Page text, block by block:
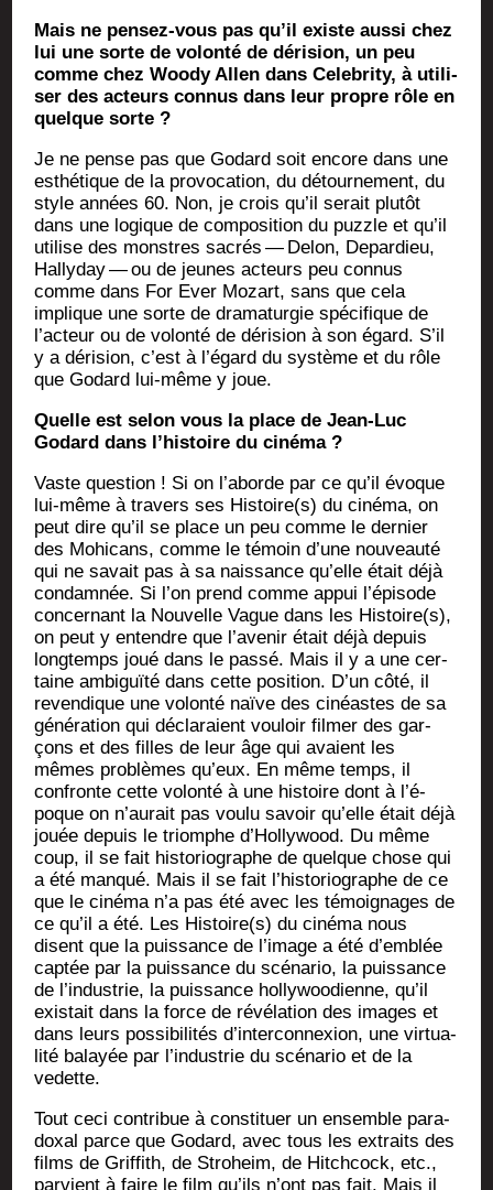
Mais ne pen­sez-vous pas qu’il existe aus­si chez
lui une sorte de volon­té de déri­sion, un peu
comme chez Woo­dy Allen dans Cele­bri­ty, à uti­li­
ser des acteurs connus dans leur propre rôle en
quelque sorte ?
Je ne pense pas que Godard soit encore dans une
esthé­tique de la pro­vo­ca­tion, du détour­ne­ment, du
style années 60. Non, je crois qu’il serait plu­tôt
dans une logique de com­po­si­tion du puzzle et qu’il
uti­lise des monstres sacrés — Delon, Depar­dieu,
Hal­ly­day — ou de jeunes acteurs peu connus
comme dans For Ever Mozart, sans que cela
implique une sorte de dra­ma­tur­gie spé­ci­fique de
l’ac­teur ou de volon­té de déri­sion à son égard. S’il
y a déri­sion, c’est à l’é­gard du sys­tème et du rôle
que Godard lui-même y joue.
Quelle est selon vous la place de Jean-Luc
Godard dans l’his­toire du ciné­ma ?
Vaste ques­tion ! Si on l’a­borde par ce qu’il évoque
lui-même à tra­vers ses Histoire(s) du ciné­ma, on
peut dire qu’il se place un peu comme le der­nier
des Mohi­cans, comme le témoin d’une nou­veau­té
qui ne savait pas à sa nais­sance qu’elle était déjà
condam­née. Si l’on prend comme appui l’é­pi­sode
concer­nant la Nou­velle Vague dans les Histoire(s),
on peut y entendre que l’a­ve­nir était déjà depuis
long­temps joué dans le pas­sé. Mais il y a une cer­
taine ambi­guï­té dans cette posi­tion. D’un côté, il
reven­dique une volon­té naïve des cinéastes de sa
géné­ra­tion qui décla­raient vou­loir fil­mer des gar­
çons et des filles de leur âge qui avaient les
mêmes pro­blèmes qu’eux. En même temps, il
confronte cette volon­té à une his­toire dont à l’é­
poque on n’au­rait pas vou­lu savoir qu’elle était déjà
jouée depuis le triomphe d’Hol­ly­wood. Du même
coup, il se fait his­to­rio­graphe de quelque chose qui
a été man­qué. Mais il se fait l’his­to­rio­graphe de ce
que le ciné­ma n’a pas été avec les témoi­gnages de
ce qu’il a été. Les Histoire(s) du ciné­ma nous
disent que la puis­sance de l’i­mage a été d’emblée
cap­tée par la puis­sance du scé­na­rio, la puis­sance
de l’in­dus­trie, la puis­sance hol­ly­woo­dienne, qu’il
exis­tait dans la force de révé­la­tion des images et
dans leurs pos­si­bi­li­tés d’in­ter­con­nexion, une vir­tua­
li­té balayée par l’in­dus­trie du scé­na­rio et de la
vedette.
Tout ceci contri­bue à consti­tuer un ensemble para­
doxal parce que Godard, avec tous les extraits des
films de Grif­fith, de Stro­heim, de Hit­ch­cock, etc.,
par­vient à faire le film qu’ils n’ont pas fait. Mais il